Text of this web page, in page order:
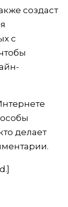
создаст
с
делает